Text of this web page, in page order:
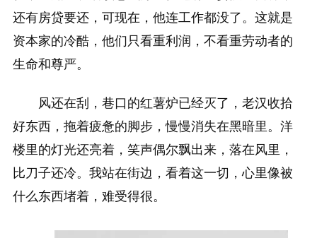
还有房贷要还，可现在，他连工作都没了。这就是
资本家的冷酷，他们只看重利润，不看重劳动者的
生命和尊严。
风还在刮，巷口的红薯炉已经灭了，老汉收拾
好东西，拖着疲惫的脚步，慢慢消失在黑暗里。洋
楼里的灯光还亮着，笑声偶尔飘出来，落在风里，
比刀子还冷。我站在街边，看着这一切，心里像被
什么东西堵着，难受得很。